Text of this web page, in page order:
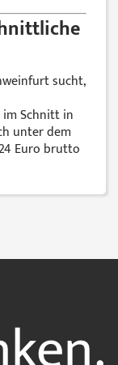
sucht,
Schnitt in
unter dem
Euro brutto